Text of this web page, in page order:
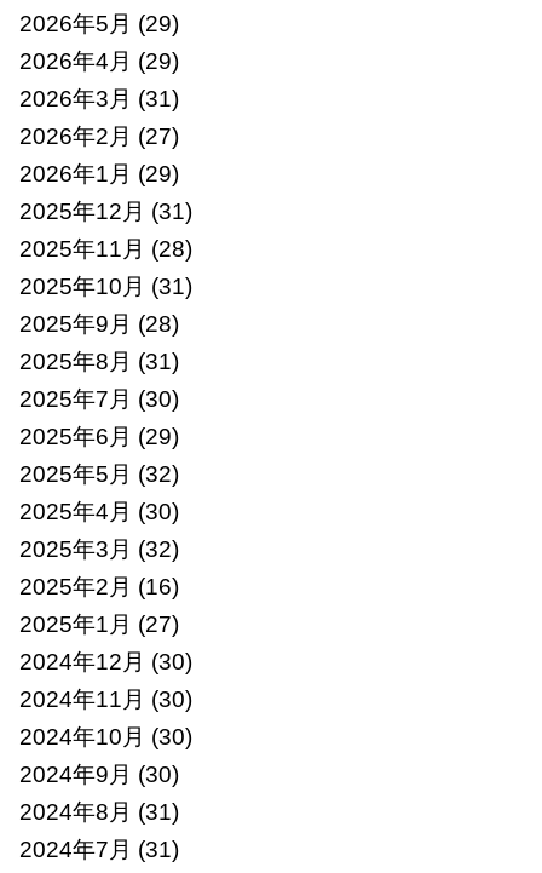
2026年5月 (29)
2026年4月 (29)
2026年3月 (31)
2026年2月 (27)
2026年1月 (29)
2025年12月 (31)
2025年11月 (28)
2025年10月 (31)
2025年9月 (28)
2025年8月 (31)
2025年7月 (30)
2025年6月 (29)
2025年5月 (32)
2025年4月 (30)
2025年3月 (32)
2025年2月 (16)
2025年1月 (27)
2024年12月 (30)
2024年11月 (30)
2024年10月 (30)
2024年9月 (30)
2024年8月 (31)
2024年7月 (31)